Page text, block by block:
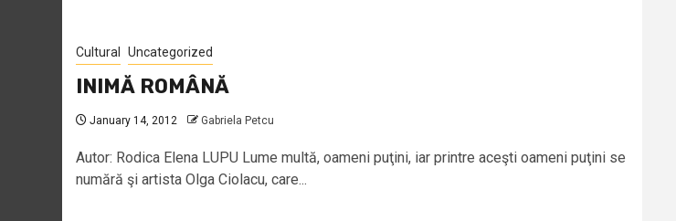
Cultural Uncategorized
INIMĂ ROMÂNĂ
January 14, 2012 Gabriela Petcu
Autor: Rodica Elena LUPU Lume multă, oameni puţini, iar printre aceşti oameni puţini se
numără şi artista Olga Ciolacu, care...